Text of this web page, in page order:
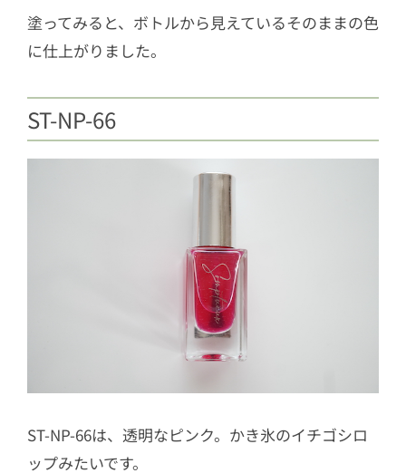
塗ってみると、ボトルから見えているそのままの色
に仕上がりました。
ST-NP-66
ST-NP-66は、透明なピンク。かき氷のイチゴシロ
ップみたいです。